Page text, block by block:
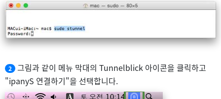
2
그림과 같이 메뉴 막대의 Tunnelblick 아이콘을 클릭하고
"ipanyS 연결하기"을 선택합니다.